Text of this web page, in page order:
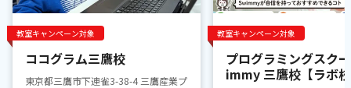
教室キャンペーン対象
ココグラム三鷹校
東京都三鷹市下連雀3-38-4 三鷹産業プラザ1階
教室キャンペーン対象
プログラミングスク
immy 三鷹校【ラボ